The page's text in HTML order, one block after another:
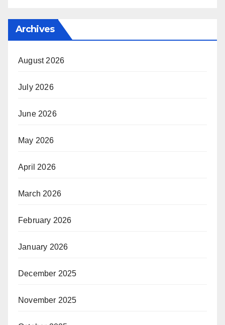
Archives
August 2026
July 2026
June 2026
May 2026
April 2026
March 2026
February 2026
January 2026
December 2025
November 2025